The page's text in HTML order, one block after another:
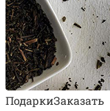
ПодаркиЗаказать